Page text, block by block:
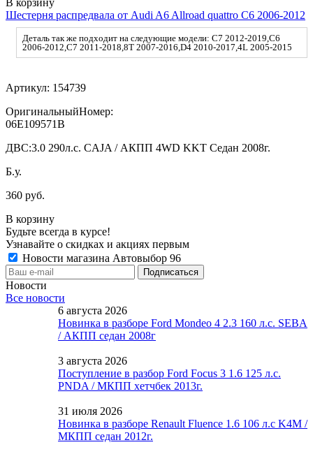
Шестерня распредвала от Audi A6 Allroad quattro C6 2006-2012
Деталь так же подходит на следующие модели: C7 2012-2019,C6
2006-2012,C7 2011-2018,8T 2007-2016,D4 2010-2017,4L 2005-2015
Артикул: 154739
ОригинальныйНомер:
06E109571B
ДВС:3.0 290л.с. CAJA / АКПП 4WD KKT Седан 2008г.
Б.у.
360 руб.
В корзину
Будьте всегда в курсе!
Узнавайте о скидках и акциях первым
Новости магазина Автовыбор 96
Новости
Все новости
6 августа 2026
Новинка в разборе Ford Mondeo 4 2.3 160 л.с. SEBA
/ АКПП седан 2008г
3 августа 2026
Поступление в разбор Ford Focus 3 1.6 125 л.с.
PNDA / МКПП хетчбек 2013г.
31 июля 2026
Новинка в разборе Renault Fluence 1.6 106 л.с K4M /
МКПП седан 2012г.